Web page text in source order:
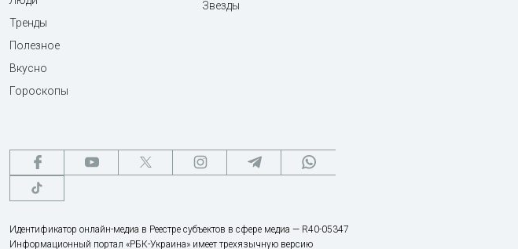
Тренды
Полезное
Вкусно
Гороскопы
Звезды
Идентификатор онлайн-медиа в Реестре субъектов в сфере медиа — R40-05347
Информационный портал «РБК-Украина» имеет трехязычную версию